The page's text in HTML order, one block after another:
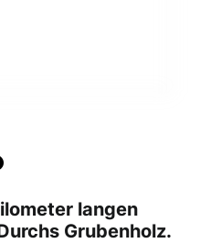
langen
Grubenholz.